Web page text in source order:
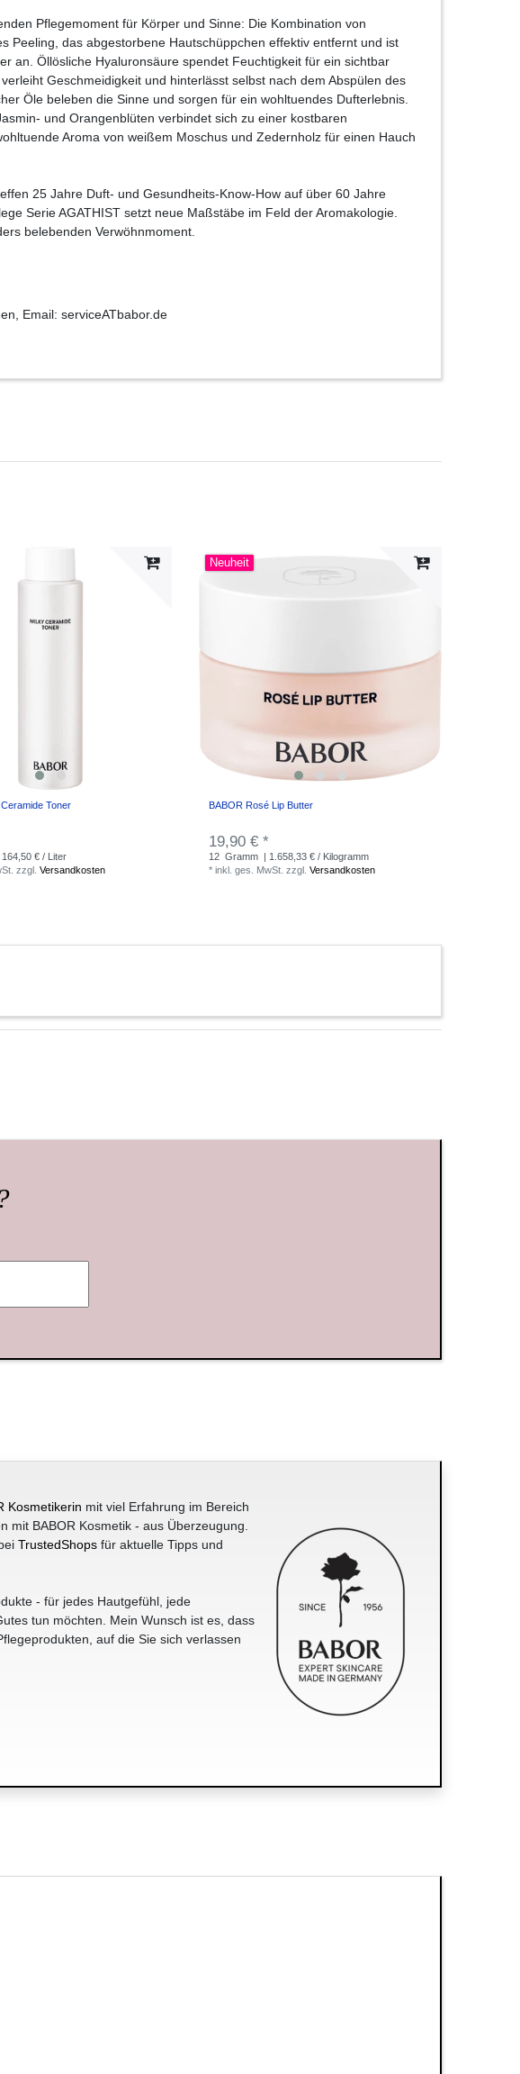
Pflegemoment für Körper und Sinne: Die Kombination von
Peeling, das abgestorbene Hautschüppchen effektiv entfernt und ist
an. Öllösliche Hyaluronsäure spendet Feuchtigkeit für ein sichtbar
Geschmeidigkeit und hinterlässt selbst nach dem Abspülen des
Öle beleben die Sinne und sorgen für ein wohltuendes Dufterlebnis.
und Orangenblüten verbindet sich zu einer kostbaren
Aroma von weißem Moschus und Zedernholz für einen Hauch
25 Jahre Duft- und Gesundheits-Know-How auf über 60 Jahre
Serie AGATHIST setzt neue Maßstäbe im Feld der Aromakologie.
belebenden Verwöhnmoment.
Email: serviceATbabor.de
Toner
164,50 € / Liter
zzgl.Versandkosten
Neuheit
BABOR Rosé Lip Butter
19,90 € *
12 Gramm | 1.658,33 € / Kilogramm
*inkl. ges. MwSt. zzgl.Versandkosten
Kosmetikerin mit viel Erfahrung im Bereich
BABOR Kosmetik - aus Überzeugung.
TrustedShopsfür aktuelle Tipps und
- für jedes Hautgefühl, jede
tun möchten. Mein Wunsch ist es, dass
auf die Sie sich verlassen